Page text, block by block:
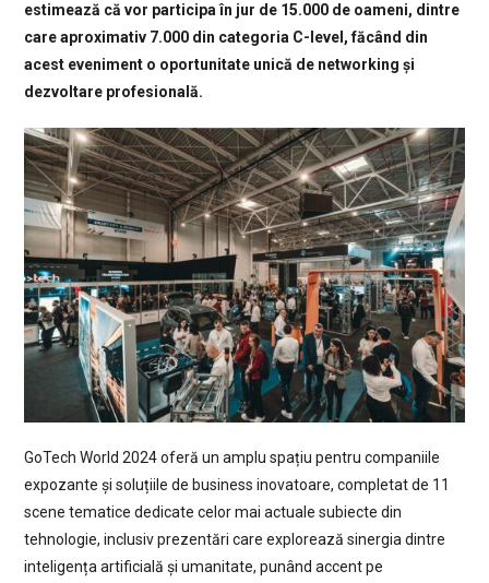
estimează că vor participa în jur de 15.000 de oameni, dintre
care aproximativ 7.000 din categoria C-level, făcând din
acest eveniment o oportunitate unică de networking și
dezvoltare profesională.
GoTech World 2024 oferă un amplu spațiu pentru companiile
expozante și soluțiile de business inovatoare, completat de 11
scene tematice dedicate celor mai actuale subiecte din
tehnologie, inclusiv prezentări care explorează sinergia dintre
inteligența artificială și umanitate, punând accent pe